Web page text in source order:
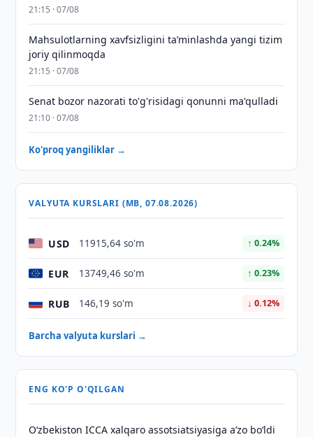
21:15 · 07/08
Mahsulotlarning xavfsizligini taʼminlashda yangi tizim
joriy qilinmoqda
21:15 · 07/08
Senat bozor nazorati to'g'risidagi qonunni ma'qulladi
21:10 · 07/08
Ko'proq yangiliklar →
VALYUTA KURSLARI (MB, 07.08.2026)
USD 11915,64 so'm ↑ 0.24%
EUR 13749,46 so'm ↑ 0.23%
RUB 146,19 so'm ↓ 0.12%
Barcha valyuta kurslari →
ENG KO'P O'QILGAN
O‘zbekiston ICCA xalqaro assotsiatsiyasiga aʼzo bo‘ldi